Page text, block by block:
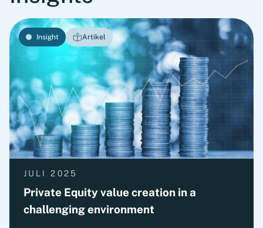
Insight Artikel
JULI 2025
Private Equity value creation in a
challenging environment